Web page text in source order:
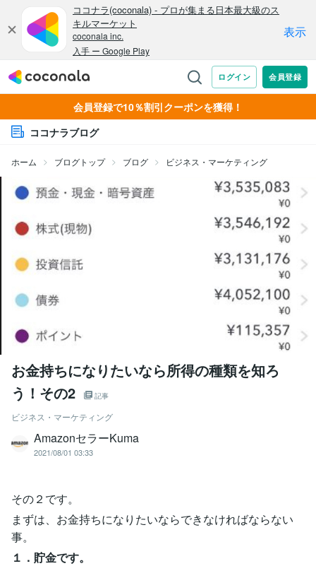
会員登録で10％割引クーポンを獲得！
ココナラブログ
ホーム ブログトップ ブログ ビジネス・マーケティング
お金持ちになりたいなら所得の種類を知ろ
う！その2
記事
ビジネス・マーケティング
AmazonセラーKuma
2021/08/01 03:33
その２です。
まずは、お金持ちになりたいならできなければならない
事。
１．貯金です。